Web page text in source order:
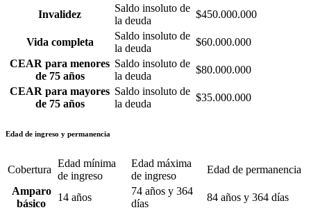
Invalidez
Saldo insoluto de
la deuda
$450.000.000
Vida completa
Saldo insoluto de
la deuda
$60.000.000
CEAR para menores
de 75 años
Saldo insoluto de
la deuda
$80.000.000
CEAR para mayores
de 75 años
Saldo insoluto de
la deuda
$35.000.000
Edad de ingreso y permanencia
Cobertura
Edad mínima
de ingreso
Edad máxima
de ingreso
Edad de permanencia
Amparo
básico
14 años
74 años y 364
días
84 años y 364 días